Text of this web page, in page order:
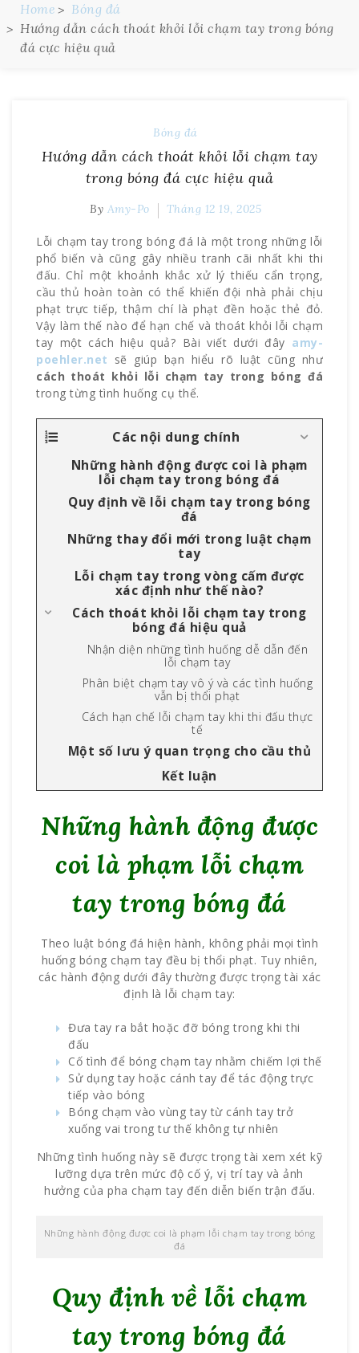
Home
Bóng đá
Hướng dẫn cách thoát khỏi lỗi chạm tay trong bóng
đá cực hiệu quả
Bóng đá
Hướng dẫn cách thoát khỏi lỗi chạm tay
trong bóng đá cực hiệu quả
By Amy-Po Tháng 12 19, 2025
Lỗi chạm tay trong bóng đá là một trong những lỗi
phổ biến và cũng gây nhiều tranh cãi nhất khi thi
đấu. Chỉ một khoảnh khắc xử lý thiếu cẩn trọng,
cầu thủ hoàn toàn có thể khiến đội nhà phải chịu
phạt trực tiếp, thậm chí là phạt đền hoặc thẻ đỏ.
Vậy làm thế nào để hạn chế và thoát khỏi lỗi chạm
tay một cách hiệu quả? Bài viết dưới đây amy-
poehler.net sẽ giúp bạn hiểu rõ luật cũng như
cách thoát khỏi lỗi chạm tay trong bóng đá
trong từng tình huống cụ thể.
Các nội dung chính
Những hành động được coi là phạm
lỗi chạm tay trong bóng đá
Quy định về lỗi chạm tay trong bóng
đá
Những thay đổi mới trong luật chạm
tay
Lỗi chạm tay trong vòng cấm được
xác định như thế nào?
Cách thoát khỏi lỗi chạm tay trong
bóng đá hiệu quả
Nhận diện những tình huống dễ dẫn đến
lỗi chạm tay
Phân biệt chạm tay vô ý và các tình huống
vẫn bị thổi phạt
Cách hạn chế lỗi chạm tay khi thi đấu thực
tế
Một số lưu ý quan trọng cho cầu thủ
Kết luận
Những hành động được
coi là phạm lỗi chạm
tay trong bóng đá
Theo luật bóng đá hiện hành, không phải mọi tình
huống bóng chạm tay đều bị thổi phạt. Tuy nhiên,
các hành động dưới đây thường được trọng tài xác
định là lỗi chạm tay:
Đưa tay ra bắt hoặc đỡ bóng trong khi thi
đấu
Cố tình để bóng chạm tay nhằm chiếm lợi thế
Sử dụng tay hoặc cánh tay để tác động trực
tiếp vào bóng
Bóng chạm vào vùng tay từ cánh tay trở
xuống vai trong tư thế không tự nhiên
Những tình huống này sẽ được trọng tài xem xét kỹ
lưỡng dựa trên mức độ cố ý, vị trí tay và ảnh
hưởng của pha chạm tay đến diễn biến trận đấu.
Những hành động được coi là phạm lỗi chạm tay trong bóng
đá
Quy định về lỗi chạm
tay trong bóng đá